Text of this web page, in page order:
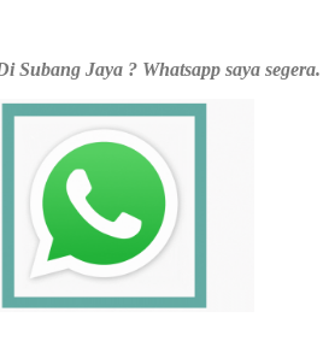
Subang Jaya ? Whatsapp saya